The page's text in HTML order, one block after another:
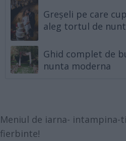
Greșeli pe care
aleg tortul de
Ghid complet de
nunta moderna
Meniul de iarna- intampina-
fierbinte!